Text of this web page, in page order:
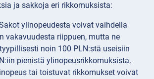
ja sakkoja eri rikkomuksista:
ylinopeudesta voivat vaihdella
vakavuudesta riippuen, mutta ne
noin 100 PLN:stä useisiin
pienistä ylinopeusrikkomuksista.
tai toistuvat rikkomukset voivat